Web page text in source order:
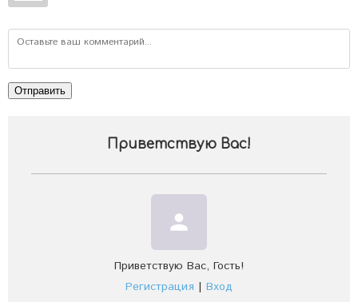
Отправить
Приветствую Вас!
person
Приветствую Вас, Гость!
Регистрация | Вход